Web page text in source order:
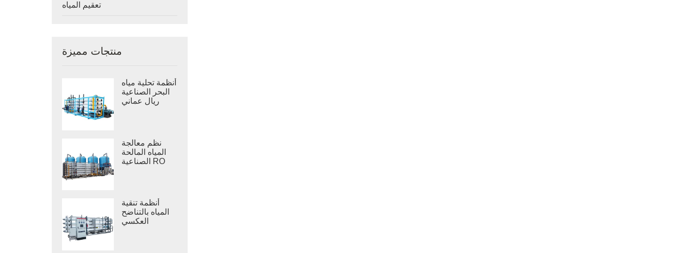
تعقيم المياه
منتجات مميزة
أنظمة تحلية مياه
البحر الصناعية
ريال عماني
نظم معالجة
المياه المالحة
الصناعية RO
أنظمة تنقية
المياه بالتناضح
العكسي